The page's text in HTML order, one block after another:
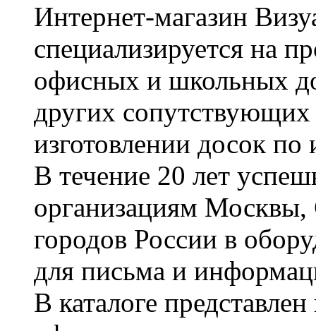
Интернет-магазин
специализируется на
офисных и школьных
других сопутствующих
изготовлении досок по
В течение 20 лет
организациям Москвы,
городов России в
для письма и
В каталоге